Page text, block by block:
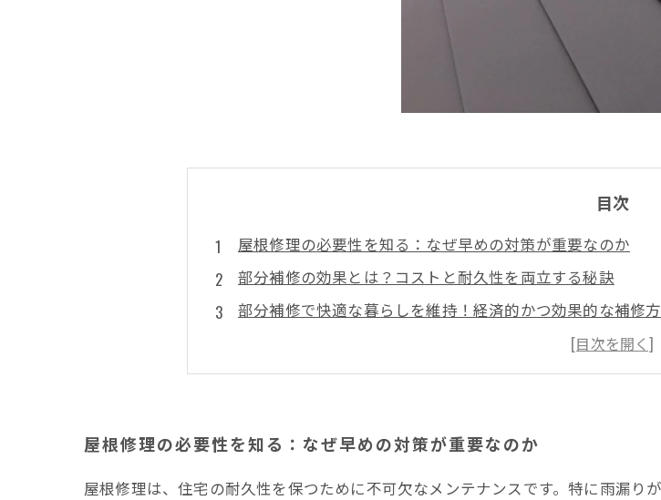
目次
屋根修理の必要性を知る：なぜ早めの対策が重要なのか
部分補修の効果とは？コストと耐久性を両立する秘訣
部分補修で快適な暮らしを維持！経済的かつ効果的な補修
雨漏り対策から始める屋根の総合メンテナンスのすすめ
安心して施工を任せるために知っておきたい屋根修理の知識
井澤産業有限会社│ 熱田区・南区・瑞穂区・港区・中川区
屋根修理の必要性を知る：なぜ早めの対策が重要なのか
屋根修理は、住宅の耐久性を保つために不可欠なメンテナンスです。特に雨漏